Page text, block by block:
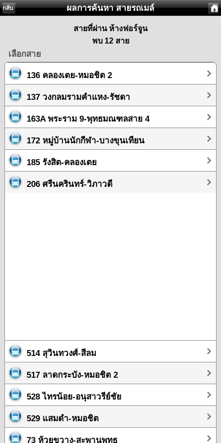
กลับ ผลการค้นหา สายรถเมล์
สายที่ผ่าน ห้างฟอร์จูน
พบ 12 สาย
เลือกสาย
136 คลองเตย-หมอชิต 2
137 วงกลมรามคำแหง-รัชดา
163A พระราม 9-พุทธมณฑลสาย 4
172 หมู่บ้านนักกีฬา-บางขุนเทียน
185 รังสิต-คลองเตย
206 ศรีนครินทร์-วิภาวดี
514 สุวินทวงศ์-สีลม
517 ลาดกระบัง-หมอชิต 2
528 ไทรน้อย-อนุสาวรีย์ชัย
529 แสมดำ-หมอชิต
73 ห้วยขวาง-สะพานพุทธ